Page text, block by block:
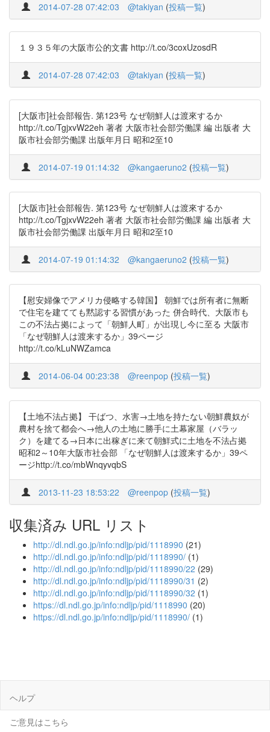
2014-07-28 07:42:03 @takiyan (投稿一覧)
１９３５年の大阪市公的文書 http://t.co/3coxUzosdR
2014-07-28 07:42:03 @takiyan (投稿一覧)
[大阪市]社会部報告. 第123号 なぜ朝鮮人は渡來するか
http://t.co/TgjxvW22eh 著者 大阪市社会部労働課 編 出版者 大
阪市社会部労働課 出版年月日 昭和2至10
2014-07-19 01:14:32 @kangaeruno2 (投稿一覧)
[大阪市]社会部報告. 第123号 なぜ朝鮮人は渡來するか
http://t.co/TgjxvW22eh 著者 大阪市社会部労働課 編 出版者 大
阪市社会部労働課 出版年月日 昭和2至10
2014-07-19 01:14:32 @kangaeruno2 (投稿一覧)
【慰安婦像でアメリカ侵略する韓国】 朝鮮では所有者に無断
で住宅を建てても黙認する習慣があった 併合時代、大阪市も
この不法占拠によって「朝鮮人町」が出現し今に至る 大阪市
「なぜ朝鮮人は渡来するか」39ページ
http://t.co/kLuNWZamca
2014-06-04 00:23:38 @reenpop (投稿一覧)
【土地不法占拠】 干ばつ、水害→土地を持たない朝鮮農奴が
農村を捨て都会へ→他人の土地に勝手に土幕家屋（バラッ
ク）を建てる→日本に出稼ぎに来て朝鮮式に土地を不法占拠
昭和2～10年大阪市社会部 「なぜ朝鮮人は渡来するか」39ペ
ージhttp://t.co/mbWnqyvqbS
2013-11-23 18:53:22 @reenpop (投稿一覧)
収集済み URL リスト
http://dl.ndl.go.jp/info:ndljp/pid/1118990 (21)
http://dl.ndl.go.jp/info:ndljp/pid/1118990/ (1)
http://dl.ndl.go.jp/info:ndljp/pid/1118990/22 (29)
http://dl.ndl.go.jp/info:ndljp/pid/1118990/31 (2)
http://dl.ndl.go.jp/info:ndljp/pid/1118990/32 (1)
https://dl.ndl.go.jp/info:ndljp/pid/1118990 (20)
https://dl.ndl.go.jp/info:ndljp/pid/1118990/ (1)
ヘルプ
ご意見はこちら